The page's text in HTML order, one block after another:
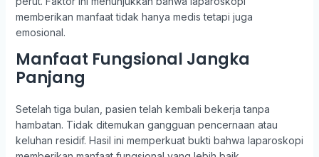
memberikan manfaat tidak hanya medis tetapi juga
emosional.
Manfaat Fungsional Jangka
Panjang
Setelah tiga bulan, pasien telah kembali bekerja tanpa
hambatan. Tidak ditemukan gangguan pencernaan atau
keluhan residif. Hasil ini memperkuat bukti bahwa laparoskopi